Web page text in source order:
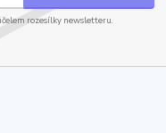
rozesílky newsletteru.